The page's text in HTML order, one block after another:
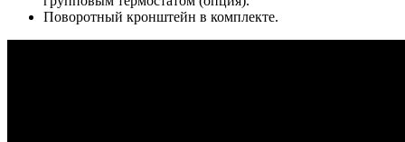
Поворотный кронштейн в комплекте.